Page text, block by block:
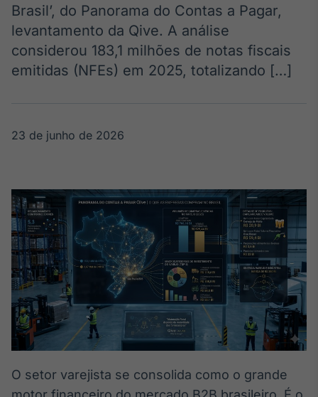
Broadcast
Político
Os bastidores da
política em
tempo real
Broadcast
White Label
Plataforma para
conteúdos
personalizados
Soluções de Dados
e Conteúdos
Broadcast
Plataforma para
negociação de
Brasil’, do Panorama do Contas a Pagar,
levantamento da Qive. A análise
considerou 183,1 milhões de notas fiscais
emitidas (NFEs) em 2025, totalizando […]
23 de junho de 2026
O setor varejista se consolida como o grande